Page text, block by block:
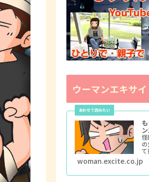
ウーマンエキサイ
怪
て
woman.excite.co.jp